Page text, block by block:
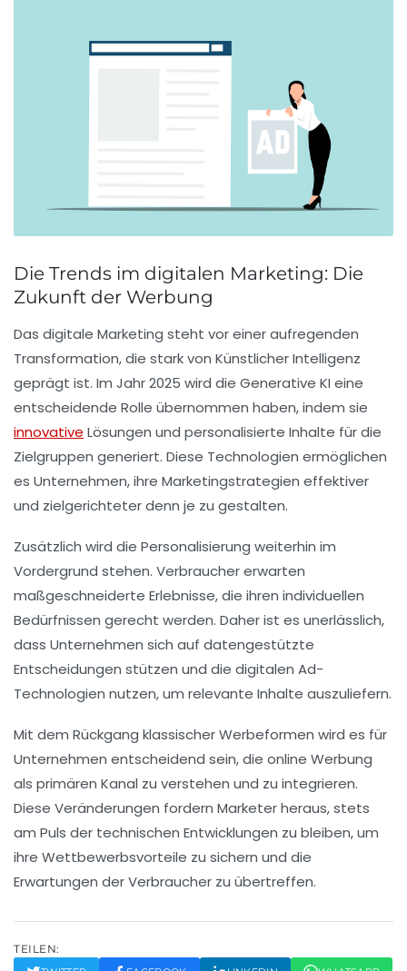
Die Trends im digitalen Marketing: Die
Zukunft der Werbung
Das digitale Marketing steht vor einer aufregenden
Transformation, die stark von Künstlicher Intelligenz
geprägt ist. Im Jahr 2025 wird die Generative KI eine
entscheidende Rolle übernommen haben, indem sie
innovative Lösungen und personalisierte Inhalte für die
Zielgruppen generiert. Diese Technologien ermöglichen
es Unternehmen, ihre Marketingstrategien effektiver
und zielgerichteter denn je zu gestalten.
Zusätzlich wird die Personalisierung weiterhin im
Vordergrund stehen. Verbraucher erwarten
maßgeschneiderte Erlebnisse, die ihren individuellen
Bedürfnissen gerecht werden. Daher ist es unerlässlich,
dass Unternehmen sich auf datengestützte
Entscheidungen stützen und die digitalen Ad-
Technologien nutzen, um relevante Inhalte auszuliefern.
Mit dem Rückgang klassischer Werbeformen wird es für
Unternehmen entscheidend sein, die online Werbung
als primären Kanal zu verstehen und zu integrieren.
Diese Veränderungen fordern Marketer heraus, stets
am Puls der technischen Entwicklungen zu bleiben, um
ihre Wettbewerbsvorteile zu sichern und die
Erwartungen der Verbraucher zu übertreffen.
TEILEN: